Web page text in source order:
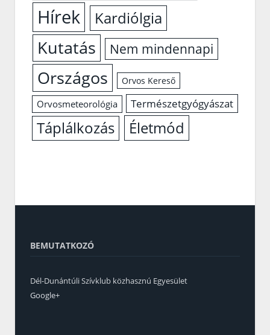
Hírek Kardiólgia
Kutatás Nem mindennapi
Országos Orvos Kereső
Orvosmeteorológia Természetgyógyászat
Táplálkozás Életmód
BEMUTATKOZÓ
Dél-Dunántúli Szívklub közhasznú Egyesület
Google+